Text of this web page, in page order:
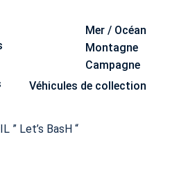
Mer / Océan
Montagne
Campagne
Véhicules de collection
” Let’s BasH “